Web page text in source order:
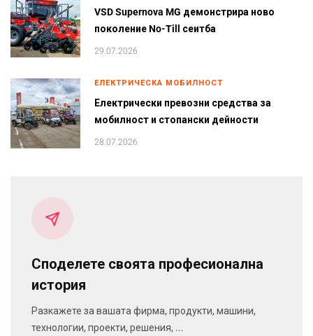
VSD Supernova MG демонстрира ново
поколение No-Till сеитба
29.07.2026
ЕЛЕКТРИЧЕСКА МОБИЛНОСТ
Електрически превозни средства за
мобилност и стопански дейности
28.07.2026
Споделете своята професионална
история
Разкажете за вашата фирма, продукти, машини,
технологии, проекти, решения, ...